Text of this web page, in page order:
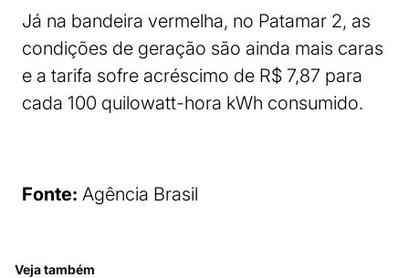
Já na bandeira vermelha, no Patamar 2, as
condições de geração são ainda mais caras
e a tarifa sofre acréscimo de R$ 7,87 para
cada 100 quilowatt-hora kWh consumido.
Fonte: Agência Brasil
Veja também